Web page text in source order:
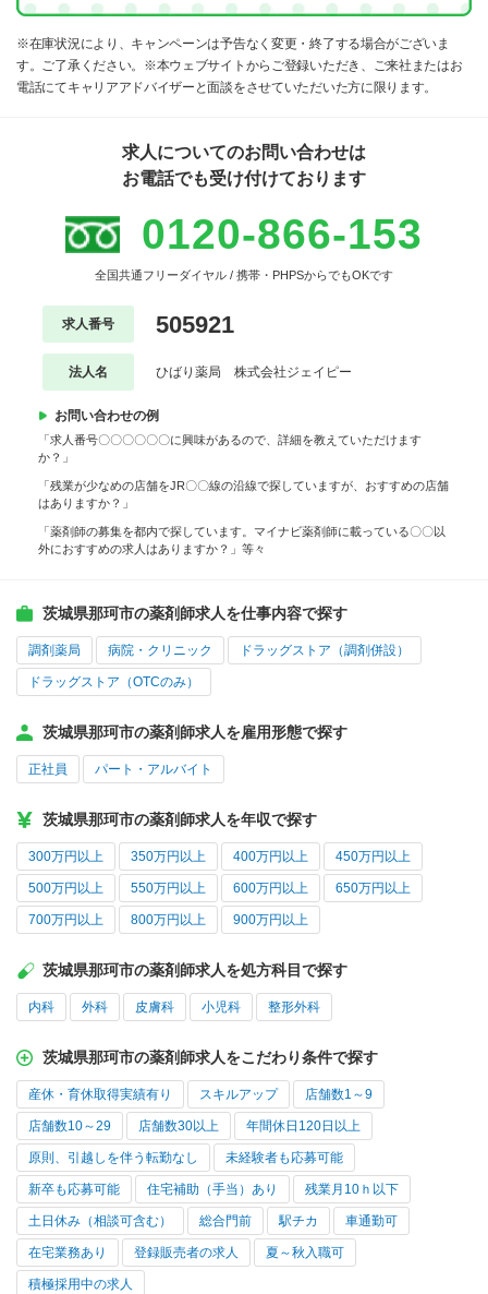
※在庫状況により、キャンペーンは予告なく変更・終了する場合がございま
す。ご了承ください。※本ウェブサイトからご登録いただき、ご来社またはお
電話にてキャリアアドバイザーと面談をさせていただいた方に限ります。
求人についてのお問い合わせは
お電話でも受け付けております
0120-866-153
全国共通フリーダイヤル / 携帯・PHPSからでもOKです
求人番号 505921
法人名 ひばり薬局 株式会社ジェイピー
お問い合わせの例
「求人番号〇〇〇〇〇〇に興味があるので、詳細を教えていただけます
か？」
「残業が少なめの店舗をJR〇〇線の沿線で探していますが、おすすめの店舗
はありますか？」
「薬剤師の募集を都内で探しています。マイナビ薬剤師に載っている〇〇以
外におすすめの求人はありますか？」等々
茨城県那珂市の薬剤師求人を仕事内容で探す
調剤薬局 病院・クリニック ドラッグストア（調剤併設）
ドラッグストア（OTCのみ）
茨城県那珂市の薬剤師求人を雇用形態で探す
正社員 パート・アルバイト
茨城県那珂市の薬剤師求人を年収で探す
300万円以上 350万円以上 400万円以上 450万円以上
500万円以上 550万円以上 600万円以上 650万円以上
700万円以上 800万円以上 900万円以上
茨城県那珂市の薬剤師求人を処方科目で探す
内科 外科 皮膚科 小児科 整形外科
茨城県那珂市の薬剤師求人をこだわり条件で探す
産休・育休取得実績有り スキルアップ 店舗数1～9
店舗数10～29 店舗数30以上 年間休日120日以上
原則、引越しを伴う転勤なし 未経験者も応募可能
新卒も応募可能 住宅補助（手当）あり 残業月10ｈ以下
土日休み（相談可含む） 総合門前 駅チカ 車通勤可
在宅業務あり 登録販売者の求人 夏～秋入職可
積極採用中の求人